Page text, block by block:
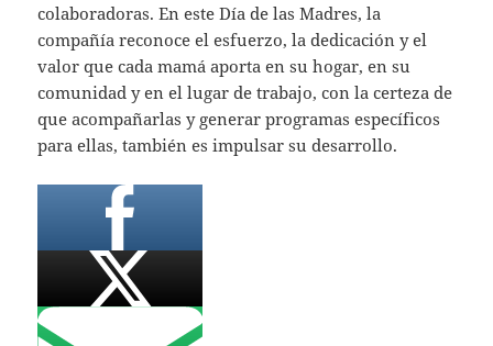
colaboradoras. En este Día de las Madres, la
compañía reconoce el esfuerzo, la dedicación y el
valor que cada mamá aporta en su hogar, en su
comunidad y en el lugar de trabajo, con la certeza de
que acompañarlas y generar programas específicos
para ellas, también es impulsar su desarrollo.